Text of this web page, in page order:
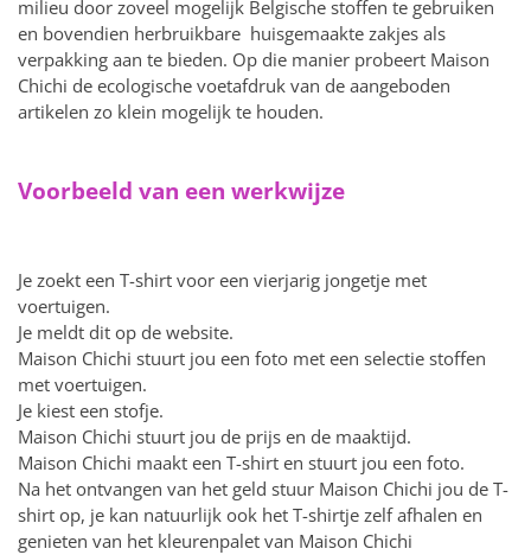
milieu door zoveel mogelijk Belgische stoffen te gebruiken
en bovendien herbruikbare huisgemaakte zakjes als
verpakking aan te bieden. Op die manier probeert Maison
Chichi de ecologische voetafdruk van de aangeboden
artikelen zo klein mogelijk te houden.
Voorbeeld van een werkwijze
Je zoekt een T-shirt voor een vierjarig jongetje met
voertuigen.
Je meldt dit op de website.
Maison Chichi stuurt jou een foto met een selectie stoffen
met voertuigen.
Je kiest een stofje.
Maison Chichi stuurt jou de prijs en de maaktijd.
Maison Chichi maakt een T-shirt en stuurt jou een foto.
Na het ontvangen van het geld stuur Maison Chichi jou de T-
shirt op, je kan natuurlijk ook het T-shirtje zelf afhalen en
genieten van het kleurenpalet van Maison Chichi